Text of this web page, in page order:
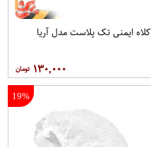
کلاه ایمنی تک پلاست مدل آریا
۱۳۰,۰۰۰
19%